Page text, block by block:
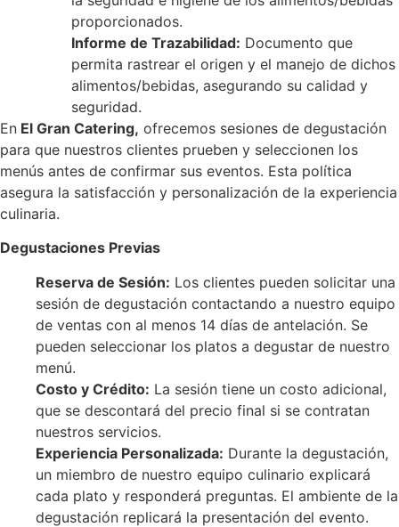
proporcionados.
Informe de Trazabilidad: Documento que
permita rastrear el origen y el manejo de dichos
alimentos/bebidas, asegurando su calidad y
seguridad.
En El Gran Catering, ofrecemos sesiones de degustación
para que nuestros clientes prueben y seleccionen los
menús antes de confirmar sus eventos. Esta política
asegura la satisfacción y personalización de la experiencia
culinaria.
Degustaciones Previas
Reserva de Sesión: Los clientes pueden solicitar una
sesión de degustación contactando a nuestro equipo
de ventas con al menos 14 días de antelación. Se
pueden seleccionar los platos a degustar de nuestro
menú.
Costo y Crédito: La sesión tiene un costo adicional,
que se descontará del precio final si se contratan
nuestros servicios.
Experiencia Personalizada: Durante la degustación,
un miembro de nuestro equipo culinario explicará
cada plato y responderá preguntas. El ambiente de la
degustación replicará la presentación del evento.